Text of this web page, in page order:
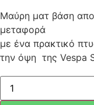
Μαύρη ματ βάση
μεταφορά
με ένα πρακτικό
την όψη της Vespa
ΣΧΑΡΑ
ΠΙΣΩ
VESPA